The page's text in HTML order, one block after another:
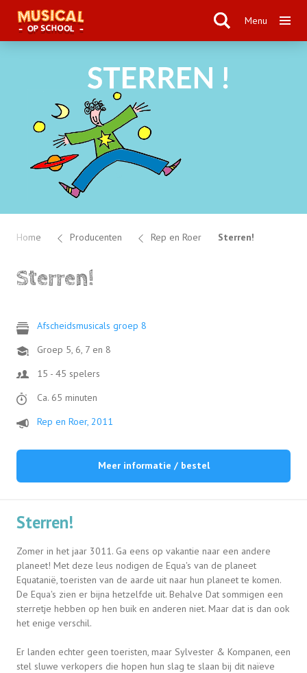
Menu
Home Producenten Rep en Roer Sterren!
Sterren!
Afscheidsmusicals groep 8
Groep 5, 6, 7 en 8
15 - 45 spelers
Ca. 65 minuten
Rep en Roer, 2011
Meer informatie / bestel
Sterren!
Zomer in het jaar 3011. Ga eens op vakantie naar een andere
planeet! Met deze leus nodigen de Equa's van de planeet
Equatanië, toeristen van de aarde uit naar hun planeet te komen.
De Equa's zien er bijna hetzelfde uit. Behalve Dat sommigen een
sterretje hebben op hen buik en anderen niet. Maar dat is dan ook
het enige verschil.
Er landen echter geen toeristen, maar Sylvester & Kompanen, een
stel sluwe verkopers die hopen hun slag te slaan bij dit naïeve